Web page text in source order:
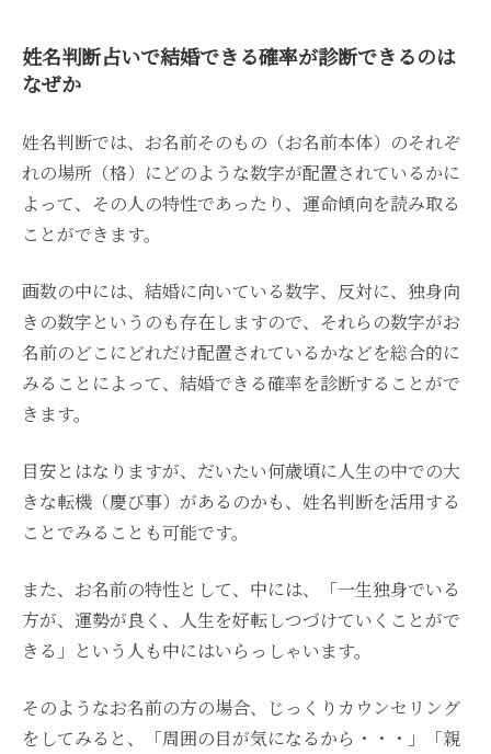
姓名判断占いで結婚できる確率が診断できるのは
なぜか
姓名判断では、お名前そのもの（お名前本体）のそれぞ
れの場所（格）にどのような数字が配置されているかに
よって、その人の特性であったり、運命傾向を読み取る
ことができます。
画数の中には、結婚に向いている数字、反対に、独身向
きの数字というのも存在しますので、それらの数字がお
名前のどこにどれだけ配置されているかなどを総合的に
みることによって、結婚できる確率を診断することがで
きます。
目安とはなりますが、だいたい何歳頃に人生の中での大
きな転機（慶び事）があるのかも、姓名判断を活用する
ことでみることも可能です。
また、お名前の特性として、中には、「一生独身でいる
方が、運勢が良く、人生を好転しつづけていくことがで
きる」という人も中にはいらっしゃいます。
そのようなお名前の方の場合、じっくりカウンセリング
をしてみると、「周囲の目が気になるから・・・」「親